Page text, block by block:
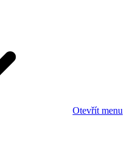
Otevřít menu